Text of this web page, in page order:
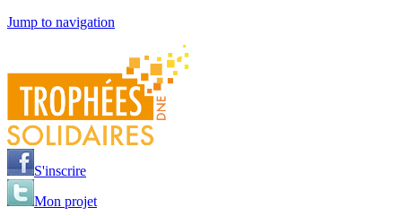
Jump to navigation
S'inscrire
Mon projet